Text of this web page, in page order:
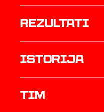
rezultati
istorija
TIM